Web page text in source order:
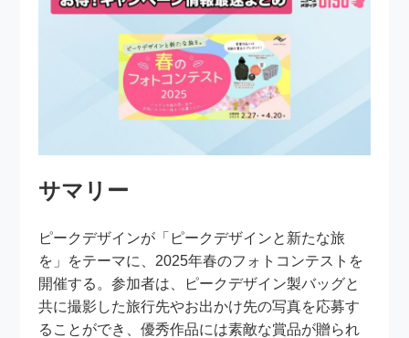
サマリー
ピークデザインが「ピークデザインと新たな旅
を」をテーマに、2025年春のフォトコンテストを
開催する。参加者は、ピークデザイン製バッグと
共に撮影した旅行先やお出かけ先の写真を応募す
ることができ、優秀作品には素敵な賞品が贈られ